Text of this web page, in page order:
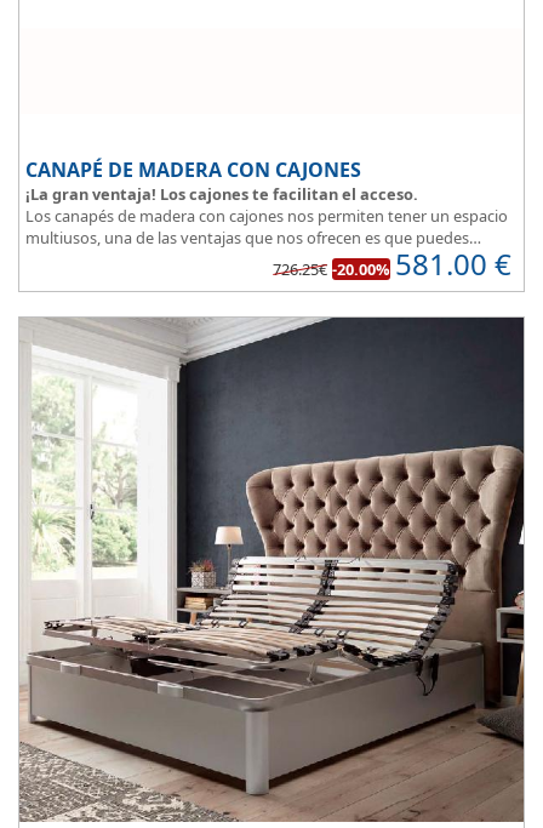
CANAPÉ DE MADERA CON CAJONES
¡La gran ventaja! Los cajones te facilitan el acceso.
Los canapés de madera con cajones nos permiten tener un espacio
multiusos, una de las ventajas que nos ofrecen es que puedes
disponer y acceder a lo que tienes almacenado en los cajones
quieras sin que entre polvo, así tus cosas estarán protegidas.
726.25€ -20.00% 581.00 €